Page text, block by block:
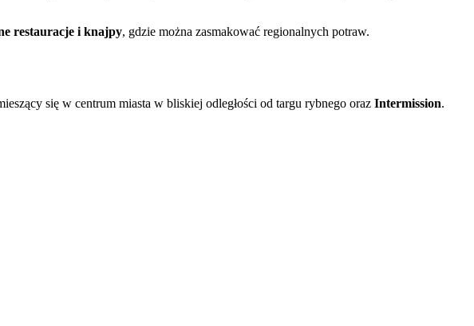
restauracje i knajpy, gdzie można zasmakować regionalnych potraw.
się w centrum miasta w bliskiej odległości od targu rybnego oraz Intermission.